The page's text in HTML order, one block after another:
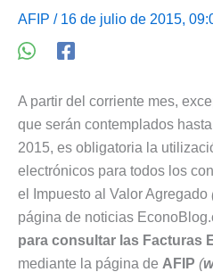
AFIP / 16 de julio de 2015,
A partir del corriente mes,
que serán contemplados
2015, es obligatoria la
electrónicos para todos los
el Impuesto al Valor Agregado
página de noticias
para consultar las Facturas
mediante la página de AFIP (